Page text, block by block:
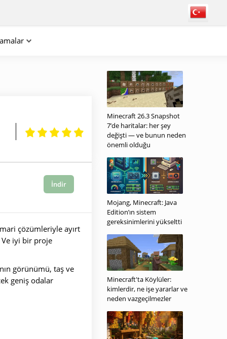
İndir
çözümleriyle ayırt
Ve iyi bir proje
görünümü, taş ve
geniş odalar
Minecraft 26.3 Snapshot
7’de haritalar: her şey
değişti — ve bunun neden
önemli olduğu
Mojang, Minecraft: Java
Edition’ın sistem
gereksinimlerini yükseltti
Minecraft'ta Köylüler:
kimlerdir, ne işe yararlar ve
neden vazgeçilmezler